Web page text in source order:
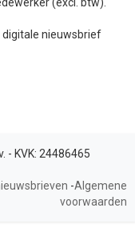
digitale nieuwsbrief
- KVK: 24486465
-Algemene
voorwaarden